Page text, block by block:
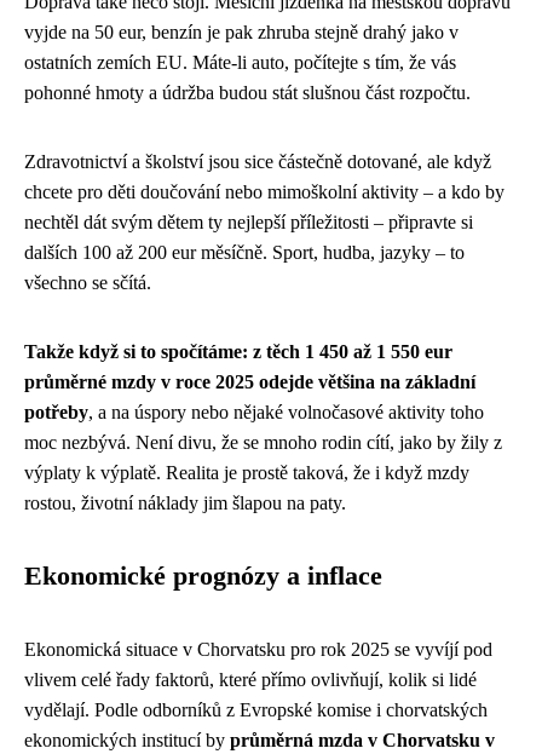
vyjde na 50 eur, benzín je pak zhruba stejně drahý jako v
ostatních zemích EU. Máte-li auto, počítejte s tím, že vás
pohonné hmoty a údržba budou stát slušnou část rozpočtu.
Zdravotnictví a školství jsou sice částečně dotované, ale když
chcete pro děti doučování nebo mimoškolní aktivity – a kdo by
nechtěl dát svým dětem ty nejlepší příležitosti – připravte si
dalších 100 až 200 eur měsíčně. Sport, hudba, jazyky – to
všechno se sčítá.
Takže když si to spočítáme: z těch 1 450 až 1 550 eur
průměrné mzdy v roce 2025 odejde většina na základní
potřeby, a na úspory nebo nějaké volnočasové aktivity toho
moc nezbývá. Není divu, že se mnoho rodin cítí, jako by žily z
výplaty k výplatě. Realita je prostě taková, že i když mzdy
rostou, životní náklady jim šlapou na paty.
Ekonomické prognózy a inflace
Ekonomická situace v Chorvatsku pro rok 2025 se vyvíjí pod
vlivem celé řady faktorů, které přímo ovlivňují, kolik si lidé
vydělají. Podle odborníků z Evropské komise i chorvatských
ekonomických institucí by průměrná mzda v Chorvatsku v